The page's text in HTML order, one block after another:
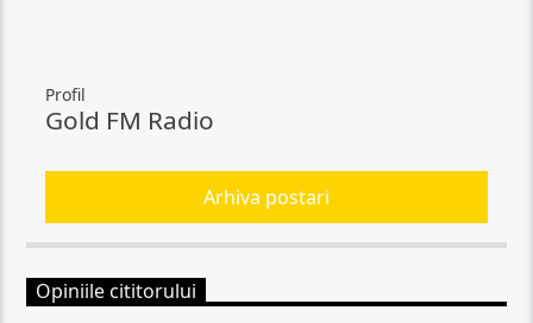
Profil
Gold FM Radio
Arhiva postari
Opiniile cititorului